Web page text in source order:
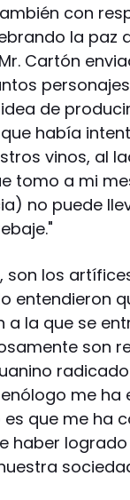
con
la paz
Cartón
de
había
vinos, al
tomo a mi
no puede
son los
entendieron
a la que se
son
me
que me ha
haber